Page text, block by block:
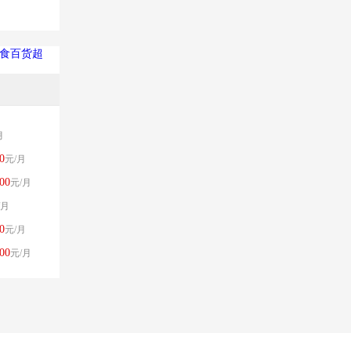
百货超
元/月
元/月
元/月
元/月